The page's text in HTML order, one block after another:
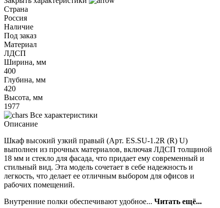
Страна
Россия
Наличие
Под заказ
Материал
ЛДСП
Ширина, мм
400
Глубина, мм
420
Высота, мм
1977
Все характеристики
Описание
Шкаф высокий узкий правый (Арт. ES.SU-1.2R (R) U)
выполнен из прочных материалов, включая ЛДСП толщиной
18 мм и стекло для фасада, что придает ему современный и
стильный вид. Эта модель сочетает в себе надежность и
легкость, что делает ее отличным выбором для офисов и
рабочих помещений.
Внутренние полки обеспечивают удобное... Читать ещё...